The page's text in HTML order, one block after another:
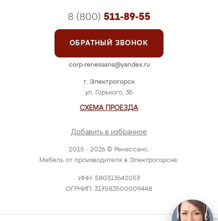
2015 - 2026 © Ренессанс.
Мебель от производителя в Электрогорске.
ИНН: 580313642057
ОГРНИП: 317583500009448
г. Электрогорск
ул. Горького, 3Б
СХЕМА ПРОЕЗДА
Добавить в избранное
8 (800) 511-89-55
ОБРАТНЫЙ ЗВОНОК
corp-renessans@yandex.ru